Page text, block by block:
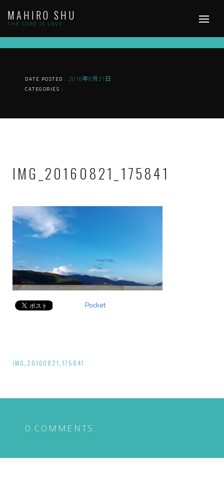
content
MAHIRO SHU
THE CORE IS LOVE
DATE POSTED : 2016年8月31日
CATEGORIES :
IMG_20160821_175841
Pocket
投
ナ
シ
IMG_20160821_175841
0 COMMENTS